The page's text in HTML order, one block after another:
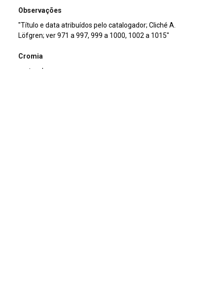
Observações
"Título e data atribuídos pelo catalogador; Cliché A.
Löfgren; ver 971 a 997, 999 a 1000, 1002 a 1015"
Cromia
preto e branco